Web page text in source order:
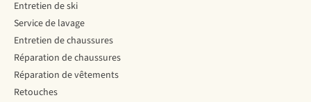
Entretien de ski
Service de lavage
Entretien de chaussures
Réparation de chaussures
Réparation de vêtements
Retouches